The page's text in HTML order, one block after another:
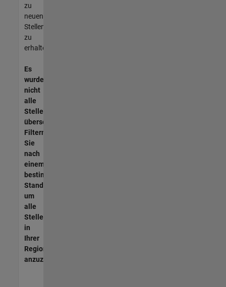
zu
neuen
Stellenangeboten
zu
erhalten.
Es
wurden
nicht
alle
Stellen
übersetzt.
Filtern
Sie
nach
einem
bestimmten
Standort,
um
alle
Stellenangebote
in
Ihrer
Region
anzuzeigen.